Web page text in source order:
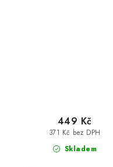
Skladem
371 Kč bez DPH
449 Kč